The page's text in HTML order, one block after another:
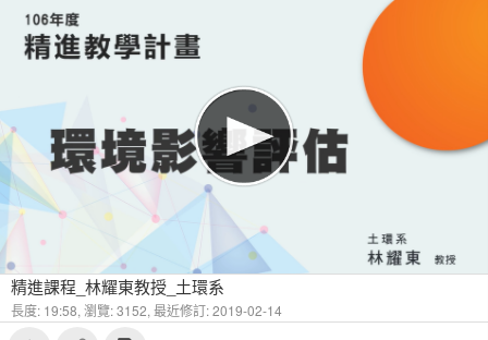
精進課程_林耀東教授_土環系
長度: 19:58, 瀏覽: 3152, 最近修訂: 2019-02-14